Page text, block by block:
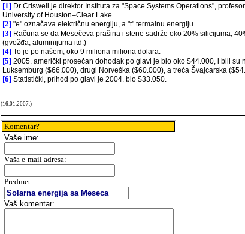
[1] Dr Criswell je direktor Instituta za "Space Systems Operations",
University of Houston–Clear Lake.
[2] "e" označava električnu energiju, a "t" termalnu energiju.
[3] Računa se da Mesečeva prašina i stene sadrže oko 20% silicijuma,
(gvožđa, aluminijuma itd.)
[4] To je po našem, oko 9 miliona miliona dolara.
[5] 2005. američki prosečan dohodak po glavi je bio oko $44.000, i bili su
Luksemburg ($66.000), drugi Norveška ($60.000), a treća Švajcarska
[6] Statistički, prihod po glavi je 2004. bio $33.050.
(16.01.2007.)
Komentar?
Vaše ime:
Vaša e-mail adresa:
Predmet:
Vaš komentar: